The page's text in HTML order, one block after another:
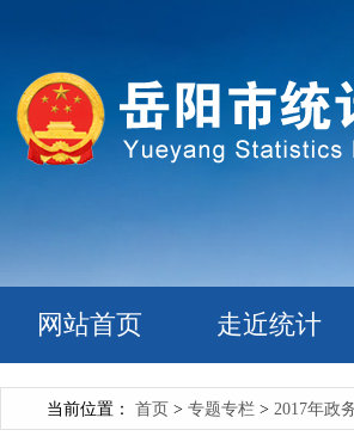
网站首页 走近统计
当前位置： 首页 > 专题专栏 > 2017年政